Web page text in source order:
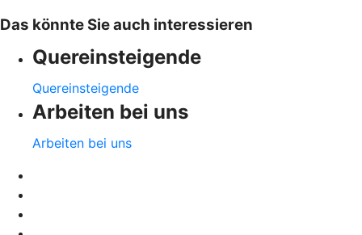
Das könnte Sie auch interessieren
Quereinsteigende
Quereinsteigende
Arbeiten bei uns
Arbeiten bei uns